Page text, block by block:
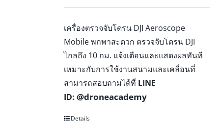
เครื่องตรวจจับโดรน DJI Aeroscope
Mobile พกพาสะดวก ตรวจจับโดรน DJI
ไกลถึง 10 กม. แจ้งเตือนและแสดงผลทันที
เหมาะกับการใช้งานสนามและเคลื่อนที่
สามารถสอบถามได้ที่ LINE
ID:@droneacademy
Details